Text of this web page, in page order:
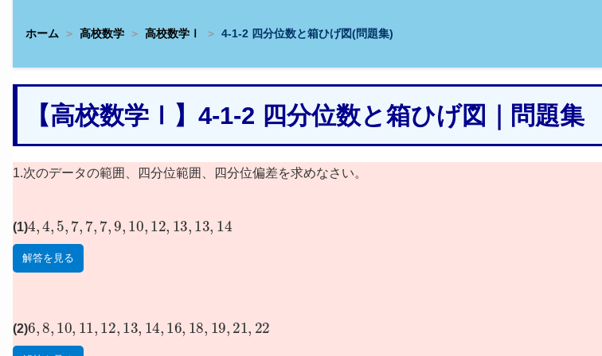
ホーム 高校数学 高校数学Ⅰ 4-1-2 四分位数と箱ひげ図(問題集)
【高校数学Ⅰ】4-1-2 四分位数と箱ひげ図｜問題集
1.次のデータの範囲、四分位範囲、四分位偏差を求めなさい。
(1)
4 4 5, 7, 7,7 ,9 ,10 ,12 ,13,13 14
解答を見る
(2)
6 8 10, 11 12, 13, 14, 16, 18, 19, 21, 22